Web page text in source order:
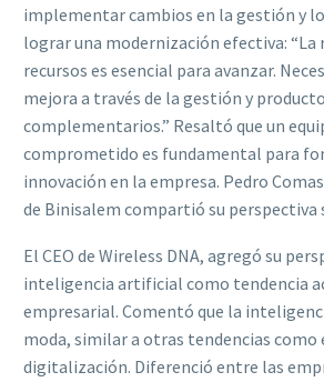
implementar cambios en la gestión y
lograr una modernización efectiva: “La
recursos es esencial para avanzar.
mejora a través de la gestión y
complementarios.” Resaltó que un
comprometido es fundamental para
innovación en la empresa. Pedro
de Binisalem compartió su perspectiva
El CEO de Wireless DNA, agregó su
inteligencia artificial como tendencia
empresarial. Comentó que la
moda, similar a otras tendencias como
digitalización. Diferenció entre las